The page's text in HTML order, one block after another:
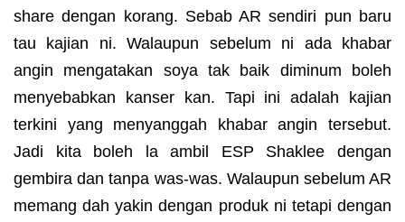
share dengan korang. Sebab AR sendiri pun baru
tau kajian ni. Walaupun sebelum ni ada khabar
angin mengatakan soya tak baik diminum boleh
menyebabkan kanser kan. Tapi ini adalah kajian
terkini yang menyanggah khabar angin tersebut.
Jadi kita boleh la ambil ESP Shaklee dengan
gembira dan tanpa was-was. Walaupun sebelum AR
memang dah yakin dengan produk ni tetapi dengan